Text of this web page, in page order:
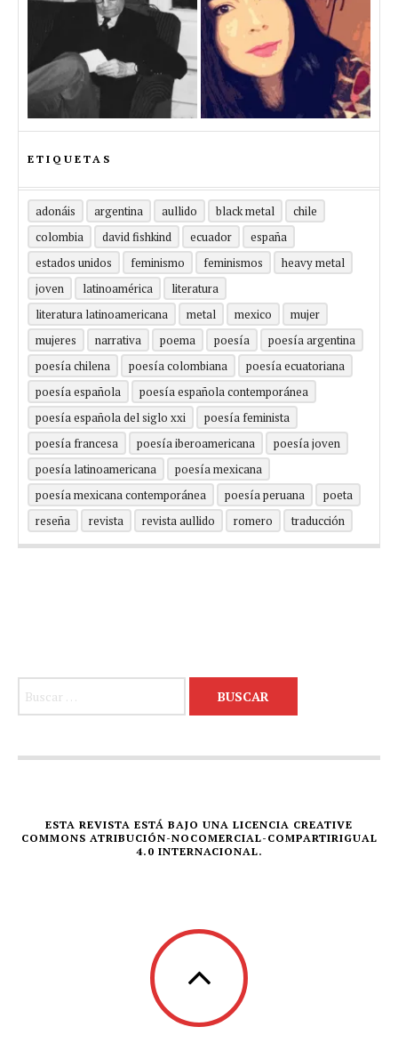
ETIQUETAS
adonáis argentina aullido black metal
chile
colombia
david fishkind ecuador
españa
estados unidos
feminismo feminismos
heavy metal
joven
latinoamérica
literatura
literatura latinoamericana
metal mexico
mujer
mujeres
narrativa poema poesía
poesía argentina
poesía chilena
poesía colombiana
poesía ecuatoriana
poesía española
poesía española contemporánea
poesía española del siglo xxi
poesía feminista
poesía francesa
poesía iberoamericana
poesía joven
poesía latinoamericana
poesía mexicana
poesía mexicana contemporánea
poesía peruana
poeta
reseña
revista revista aullido romero traducción
ESTA REVISTA ESTÁ BAJO UNA LICENCIA CREATIVE
COMMONS ATRIBUCIÓN-NOCOMERCIAL-COMPARTIRIGUAL
4.0 INTERNACIONAL.